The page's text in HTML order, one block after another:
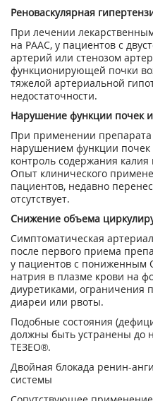
Реноваскулярная
При лечении
на РААС, у пациентов с
артерий или стенозом
функционирующей почки
тяжелой артериальной
недостаточности.
Нарушение функции почек
При применении
нарушением функции
контроль содержания
Опыт клинического
пациентов, недавно
отсутствует.
Снижение объема
Симптоматическая
после первого приема
у пациентов с пониженным
натрия в плазме крови на
диуретиками, ограничения
диареи или рвоты.
Подобные состояния
должны быть устранены до
ТЕЗЕО®.
Двойная блокада ренин-
системы